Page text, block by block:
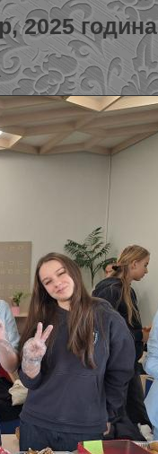
2025 година